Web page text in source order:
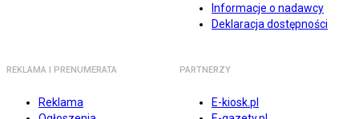
Informacje o nadawcy
Deklaracja dostępności
REKLAMA I PRENUMERATA
Reklama
PARTNERZY
E-kiosk.pl